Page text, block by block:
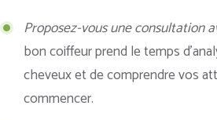
Proposez-vous une consultation
bon coiffeur prend le temps
cheveux et de comprendre vos
commencer.